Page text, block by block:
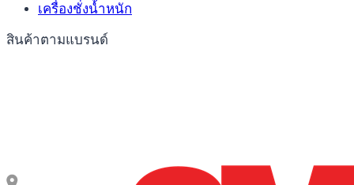
เครื่องชั่งน้ำหนัก
สินค้าตามแบรนด์